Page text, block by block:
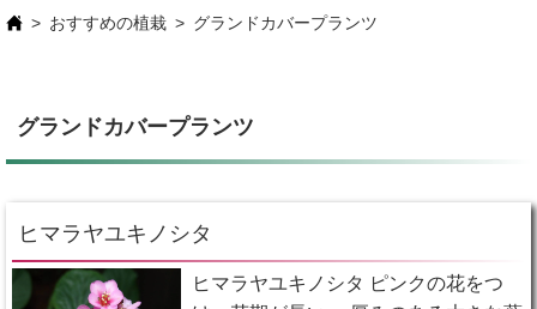
おすすめの植栽 グランドカバープランツ
グランドカバープランツ
ヒマラヤユキノシタ
ヒマラヤユキノシタ ピンクの花をつ